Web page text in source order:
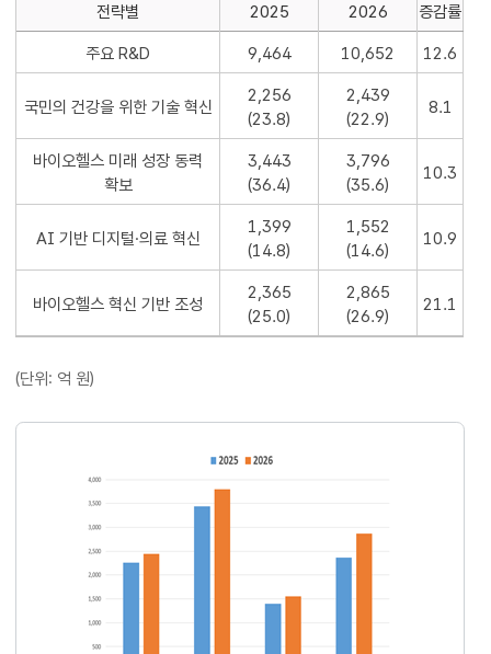
전략별 2025 2026
증감률
주요 R&D
9,464 10,652 12.6
국민의 건강을 위한 기술 혁신
2,256
(23.8)
2,439
(22.9)
8.1
바이오헬스 미래 성장 동력
확보
3,443
(36.4)
3,796
(35.6)
10.3
AI 기반 디지털·의료 혁신
1,399
(14.8)
1,552
(14.6)
10.9
바이오헬스 혁신 기반 조성
2,365
(25.0)
2,865
(26.9)
21.1
(단위: 억 원)